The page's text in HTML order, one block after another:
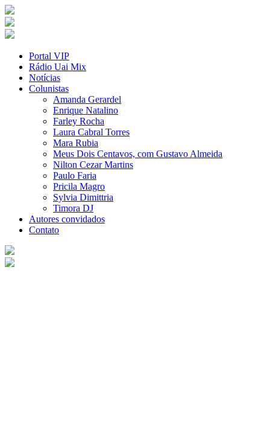
Portal VIP
Rádio Uai Mix
Notícias
Colunistas
Amanda Gerardel
Enrique Natalino
Farley Rocha
Laura Cabral Torres
Mara Rubia
Meus Dois Centavos, com Gustavo Almeida
Nilton Cezar Martins
Paulo Faria
Pricila Magro
Sylvia Dimittria
Timora DJ
Autores convidados
Contato